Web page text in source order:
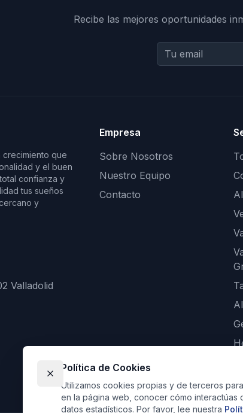
Recibe las mejores oportunidades
crecimiento que
y el buen
confianza y
tus sueños
y
Valladolid
Empresa
Sobre Nosotros
Nuestro Equipo
Contacto
Política de Cookies
Utilizamos cookies propias y de terceros
en la página web, conocer cómo interactúas
datos estadísticos. Por favor, lee nuestra